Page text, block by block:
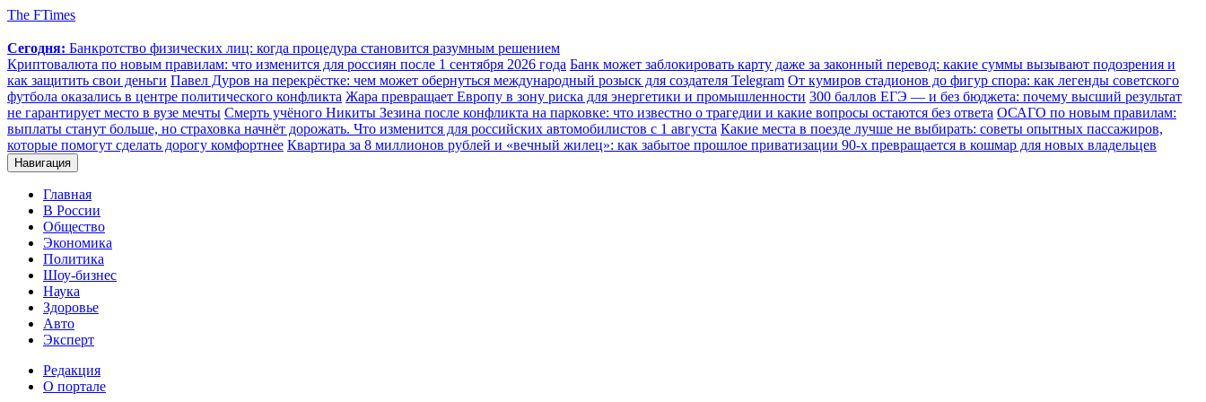
The FTimes
Сегодня: Банкротство физических лиц: когда процедура становится разумным решением
Криптовалюта по новым правилам: что изменится для россиян после 1 сентября 2026 года Банк может заблокировать карту даже за законный перевод: какие суммы вызывают подозрения и
как защитить свои деньги Павел Дуров на перекрёстке: чем может обернуться международный розыск для создателя Telegram От кумиров стадионов до фигур спора: как легенды советского
футбола оказались в центре политического конфликта Жара превращает Европу в зону риска для энергетики и промышленности 300 баллов ЕГЭ — и без бюджета: почему высший результат
не гарантирует место в вузе мечты Смерть учёного Никиты Зезина после конфликта на парковке: что известно о трагедии и какие вопросы остаются без ответа ОСАГО по новым правилам:
выплаты станут больше, но страховка начнёт дорожать. Что изменится для российских автомобилистов с 1 августа Какие места в поезде лучше не выбирать: советы опытных пассажиров,
которые помогут сделать дорогу комфортнее Квартира за 8 миллионов рублей и «вечный жилец»: как забытое прошлое приватизации 90-х превращается в кошмар для новых владельцев
Навигация
Главная
В России
Общество
Экономика
Политика
Шоу-бизнес
Наука
Здоровье
Авто
Эксперт
Редакция
О портале